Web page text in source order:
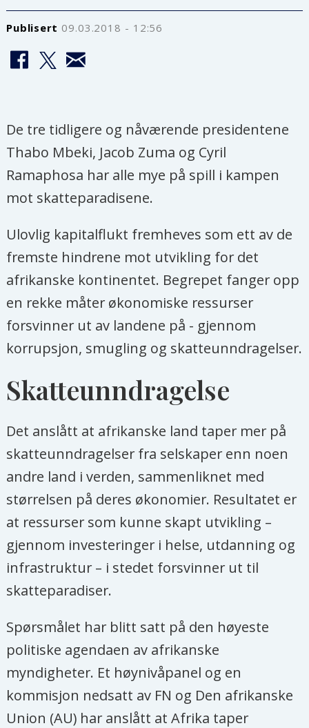
Publisert 09.03.2018 - 12:56
De tre tidligere og nåværende presidentene
Thabo Mbeki, Jacob Zuma og Cyril
Ramaphosa har alle mye på spill i kampen
mot skatteparadisene.
Ulovlig kapitalflukt fremheves som ett av de
fremste hindrene mot utvikling for det
afrikanske kontinentet. Begrepet fanger opp
en rekke måter økonomiske ressurser
forsvinner ut av landene på - gjennom
korrupsjon, smugling og skatteunndragelser.
Skatteunndragelse
Det anslått at afrikanske land taper mer på
skatteunndragelser fra selskaper enn noen
andre land i verden, sammenliknet med
størrelsen på deres økonomier. Resultatet er
at ressurser som kunne skapt utvikling –
gjennom investeringer i helse, utdanning og
infrastruktur – i stedet forsvinner ut til
skatteparadiser.
Spørsmålet har blitt satt på den høyeste
politiske agendaen av afrikanske
myndigheter. Et høynivåpanel og en
kommisjon nedsatt av FN og Den afrikanske
Union (AU) har anslått at Afrika taper